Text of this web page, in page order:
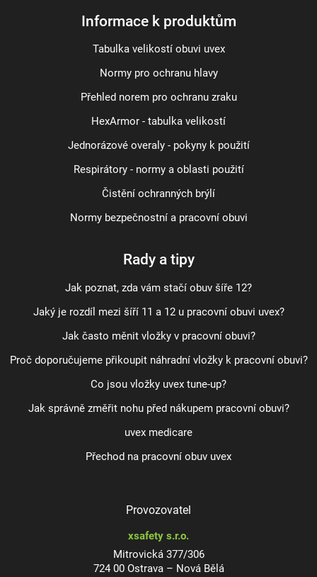
Informace k produktům
Tabulka velikostí obuvi uvex
Normy pro ochranu hlavy
Přehled norem pro ochranu zraku
HexArmor - tabulka velikostí
Jednorázové overaly - pokyny k použití
Respirátory - normy a oblasti použití
Čistění ochranných brýlí
Normy bezpečnostní a pracovní obuvi
Rady a tipy
Jak poznat, zda vám stačí obuv šíře 12?
Jaký je rozdíl mezi šíří 11 a 12 u pracovní obuvi uvex?
Jak často měnit vložky v pracovní obuvi?
Proč doporučujeme přikoupit náhradní vložky k pracovní obuvi?
Co jsou vložky uvex tune-up?
Jak správně změřit nohu před nákupem pracovní obuvi?
uvex medicare
Přechod na pracovní obuv uvex
Provozovatel
xsafety s.r.o.
Mitrovická 377/306
724 00 Ostrava – Nová Bělá